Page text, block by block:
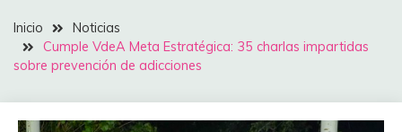
NOTICIAS – VILLA
DEL ÁLVAREZ
Inicio
Noticias
Cumple VdeA Meta Estratégica: 35 charlas impartidas
sobre prevención de adicciones